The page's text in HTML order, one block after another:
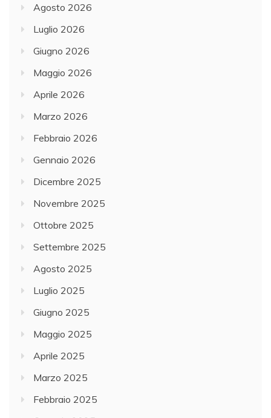
Agosto 2026
Luglio 2026
Giugno 2026
Maggio 2026
Aprile 2026
Marzo 2026
Febbraio 2026
Gennaio 2026
Dicembre 2025
Novembre 2025
Ottobre 2025
Settembre 2025
Agosto 2025
Luglio 2025
Giugno 2025
Maggio 2025
Aprile 2025
Marzo 2025
Febbraio 2025